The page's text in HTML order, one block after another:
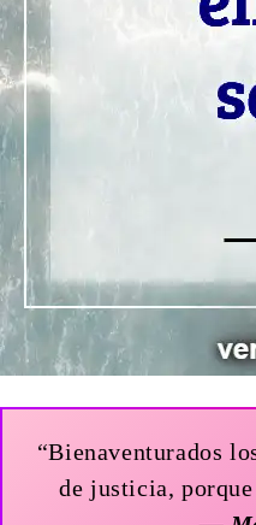
“Bienaventurados
de justicia,